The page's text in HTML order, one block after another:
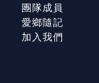
團隊成員
愛鄉隨記
加入我們